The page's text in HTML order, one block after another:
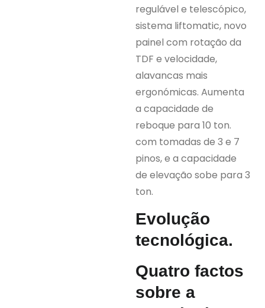
regulável e telescópico,
sistema liftomatic, novo
painel com rotação da
TDF e velocidade,
alavancas mais
ergonómicas. Aumenta
a capacidade de
reboque para 10 ton.
com tomadas de 3 e 7
pinos, e a capacidade
de elevação sobe para 3
ton.
Evolução
tecnológica.
Quatro factos
sobre a